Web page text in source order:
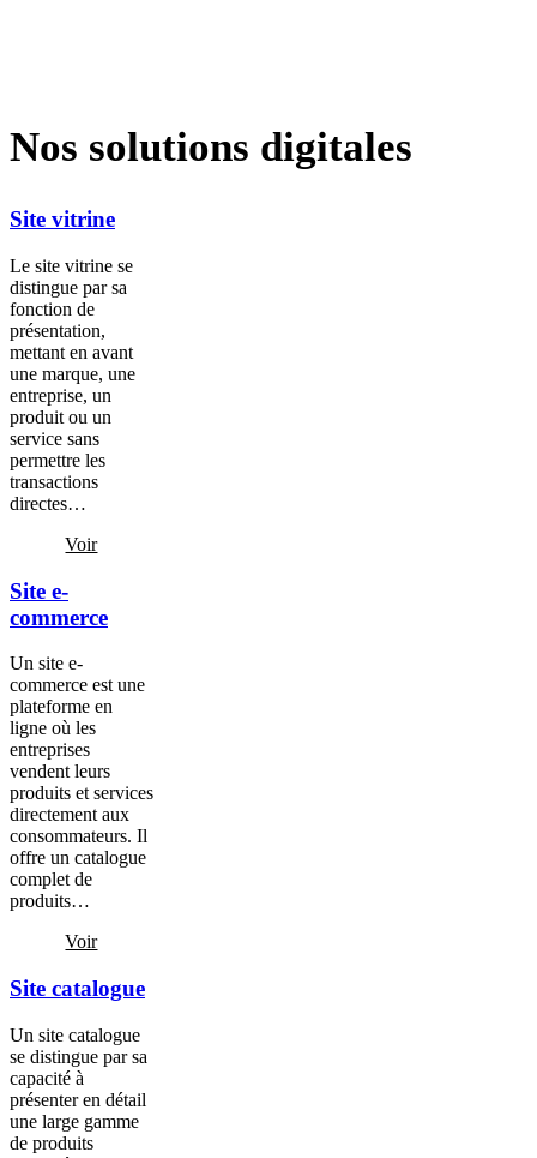
Nos solutions digitales
Site vitrine
Le site vitrine se
distingue par sa
fonction de
présentation,
mettant en avant
une marque, une
entreprise, un
produit ou un
service sans
permettre les
transactions
directes…
Voir
Site e-
commerce
Un site e-
commerce est une
plateforme en
ligne où les
entreprises
vendent leurs
produits et services
directement aux
consommateurs. Il
offre un catalogue
complet de
produits…
Voir
Site catalogue
Un site catalogue
se distingue par sa
capacité à
présenter en détail
une large gamme
de produits